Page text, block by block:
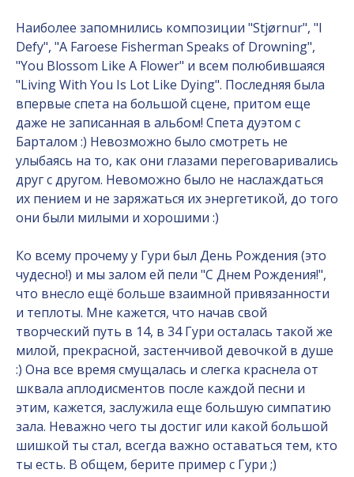
Наиболее запомнились композиции "Stjørnur", "I
Defy", "A Faroese Fisherman Speaks of Drowning",
"You Blossom Like A Flower" и всем полюбившаяся
"Living With You Is Lot Like Dying". Последняя была
впервые спета на большой сцене, притом еще
даже не записанная в альбом! Спета дуэтом с
Барталом :) Невозможно было смотреть не
улыбаясь на то, как они глазами переговаривались
друг с другом. Невоможно было не наслаждаться
их пением и не заряжаться их энергетикой, до того
они были милыми и хорошими :)
Ко всему прочему у Гури был День Рождения (это
чудесно!) и мы залом ей пели "С Днем Рождения!",
что внесло ещё больше взаимной привязанности
и теплоты. Мне кажется, что начав свой
творческий путь в 14, в 34 Гури осталась такой же
милой, прекрасной, застенчивой девочкой в душе
:) Она все время смущалась и слегка краснела от
шквала аплодисментов после каждой песни и
этим, кажется, заслужила еще большую симпатию
зала. Неважно чего ты достиг или какой большой
шишкой ты стал, всегда важно оставаться тем, кто
ты есть. В общем, берите пример с Гури ;)